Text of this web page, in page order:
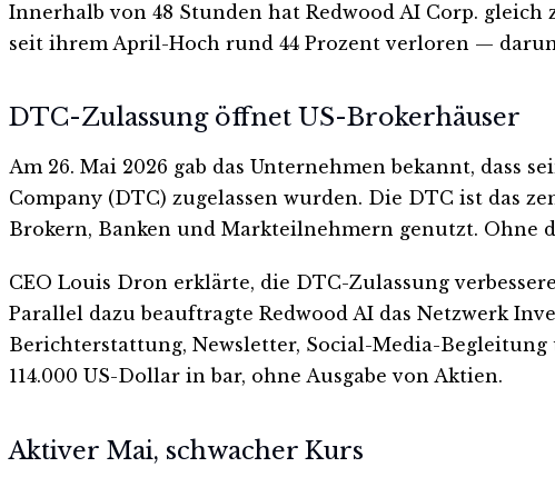
Innerhalb von 48 Stunden hat Redwood AI Corp.
seit ihrem April-Hoch rund 44 Prozent verloren —
DTC-Zulassung öffnet US-Brokerhäuser
Am 26. Mai 2026 gab das Unternehmen bekannt, dass
Company (DTC) zugelassen wurden. Die DTC ist das
Brokern, Banken und Markteilnehmern genutzt. Ohne
CEO Louis Dron erklärte, die DTC-Zulassung
Parallel dazu beauftragte Redwood AI das Netzwerk
Berichterstattung, Newsletter, Social-Media-
114.000 US-Dollar in bar, ohne Ausgabe von Aktien.
Aktiver Mai, schwacher Kurs